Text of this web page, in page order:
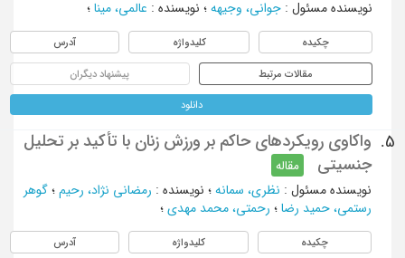
نویسنده مسئول : جوانی، وجیهه؛ نویسنده: عالمی، مینا؛
چکیده کلیدواژه آدرس
مقالات مرتبط پیشنهاد دیگران
دانلود
5.
واکاوی رویکردهای حاکم بر ورزش زنان با تأکید بر تحلیل
جنسیتی
مقاله
نویسنده مسئول : نظری، سمانه؛ نویسنده: رمضانی نژاد، رحیم؛ گوهر
رستمی، حمید رضا؛ رحمتی، محمد مهدی؛
چکیده کلیدواژه آدرس